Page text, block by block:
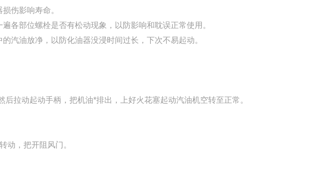
伤影响寿命。
各部位螺栓是否有松动现象，以防影响和耽误正常使用。
汽油放净，以防化油器没浸时间过长，下次不易起动。
拉动起动手柄，把机油*排出，上好火花塞起动汽油机空转至正常。
动，把开阻风门。